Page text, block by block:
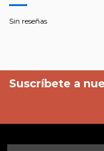
Sin reseñas
Suscríbete a